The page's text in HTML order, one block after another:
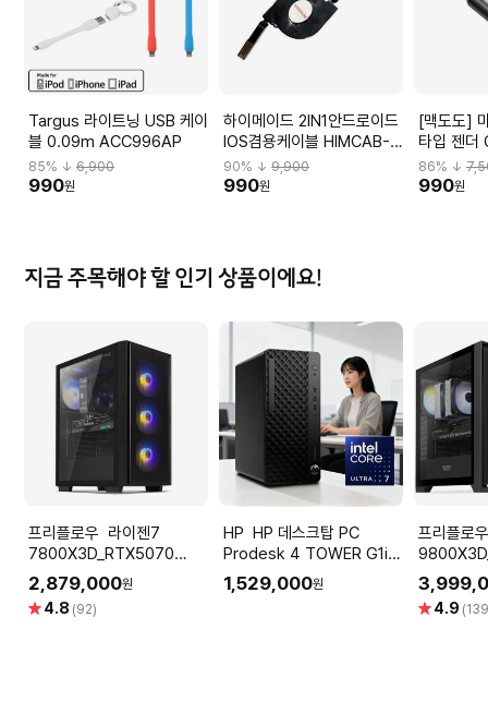
Targus 라이트닝 USB 케이
블 0.09m ACC996AP
85% ↓ 6,900
990원
하이메이드 2IN1안드로이드
IOS겸용케이블 HIMCAB-
H001
90% ↓9,900
990원
[맥도도]
타입 젠
86% ↓
990원
지금 주목해야 할 인기 상품이에요!
프리플로우 라이젠7
7800X3D_RTX5070
12GB 컴퓨터본체 (ULTRA
GAMING X7 A57L) AMD
게이밍컴퓨터 조립PC
2,879,000원
별 4.8 (92)
HP HP 데스크탑 PC
Prodesk 4 TOWER G1i
울트라7 265 OS미포함
1,529,000원
프리플로우 라이
퓨터본체
GAMING
AMD 게
별 4.9